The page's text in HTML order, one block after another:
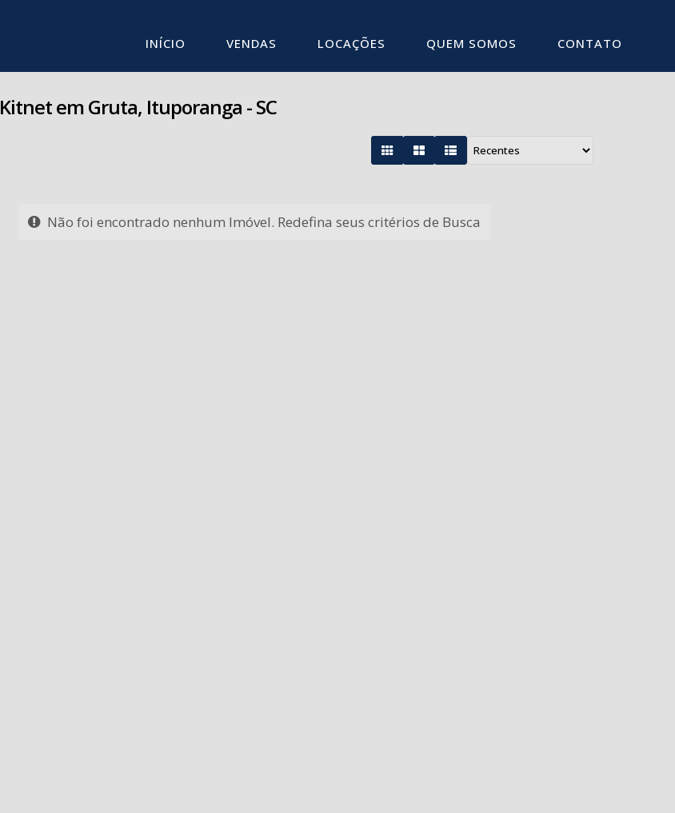
CONTATO
QUEM SOMOS
LOCAÇÕES
VENDAS
INÍCIO
Kitnet em Gruta, Ituporanga - SC
Não foi encontrado nenhum Imóvel. Redefina seus critérios de Busca